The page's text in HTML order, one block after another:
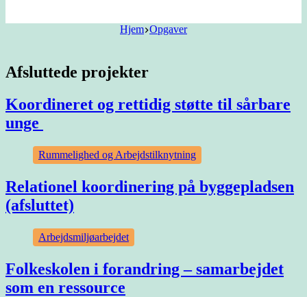
Hjem Opgaver
Afsluttede projekter
Koordineret og rettidig støtte til sårbare
unge
Rummelighed og Arbejdstilknytning
Relationel koordinering på byggepladsen
(afsluttet)
Arbejdsmiljøarbejdet
Folkeskolen i forandring – samarbejdet
som en ressource